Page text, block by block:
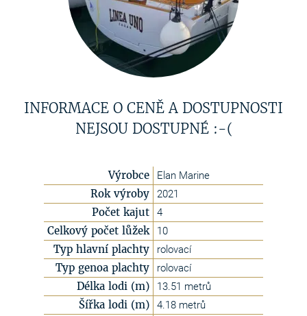
INFORMACE O CENĚ A DOSTUPNOSTI
NEJSOU DOSTUPNÉ :-(
Výrobce Elan Marine
Rok výroby 2021
Počet kajut 4
Celkový počet lůžek 10
Typ hlavní plachty rolovací
Typ genoa plachty rolovací
Délka lodi (m) 13.51 metrů
Šířka lodi (m) 4.18 metrů